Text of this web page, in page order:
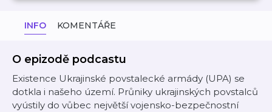
INFO KOMENTÁŘE
O epizodě podcastu
Existence Ukrajinské povstalecké armády (UPA) se
dotkla i našeho území. Průniky ukrajinských povstalců
vyústily do vůbec největší vojensko-bezpečnostní